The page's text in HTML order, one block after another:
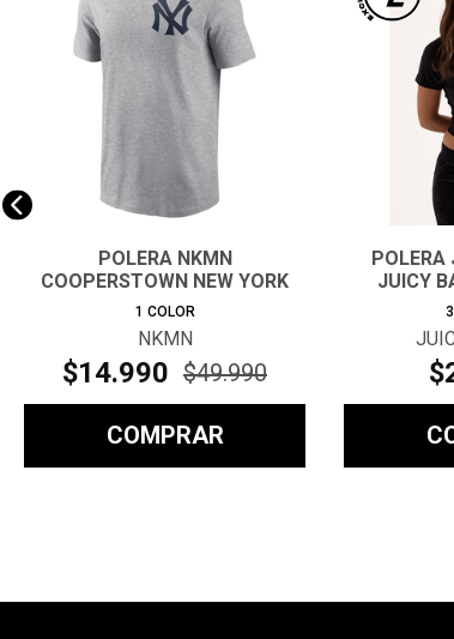
POLERA NKMN
COOPERSTOWN NEW YORK
YANKEES 1927 HOMB
1 COLOR
NKMN
$14.990 $49.990
COMPRAR
POLERA
JUICY
3
$